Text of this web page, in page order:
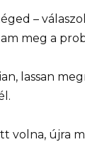
–
meg a
lassan
volna, újra